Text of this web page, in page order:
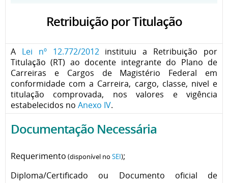
Retribuição por Titulação
A Lei nº 12.772/2012instituiu a Retribuição por
Titulação (RT) ao docente integrante do Plano de
Carreiras e Cargos de Magistério Federal em
conformidade com a Carreira, cargo, classe, nivel e
titulação comprovada, nos valores e vigência
estabelecidos no Anexo IV.
Documentação Necessária
Requerimento (disponível no SEI);
Diploma/Certificado ou Documento oficial de